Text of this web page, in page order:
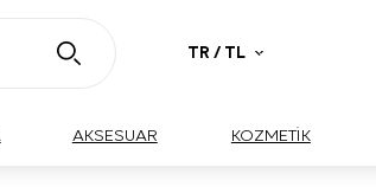
TR / TL
AKSESUAR KOZMETİK